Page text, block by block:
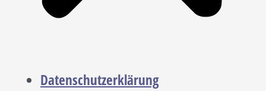
Datenschutzerklärung